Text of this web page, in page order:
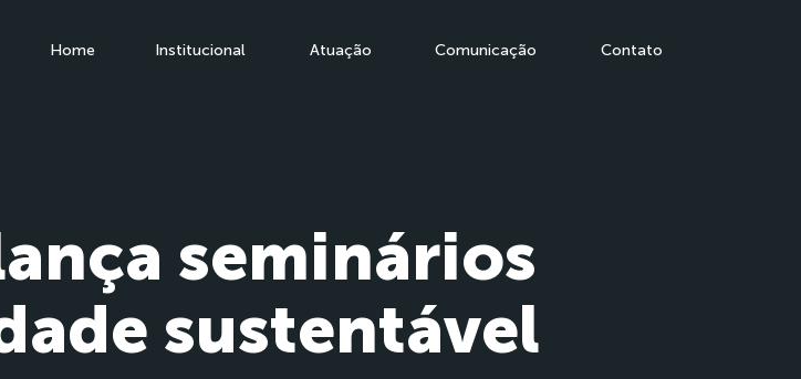
Home Institucional Atuação Comunicação Contato
seminários
sustentável